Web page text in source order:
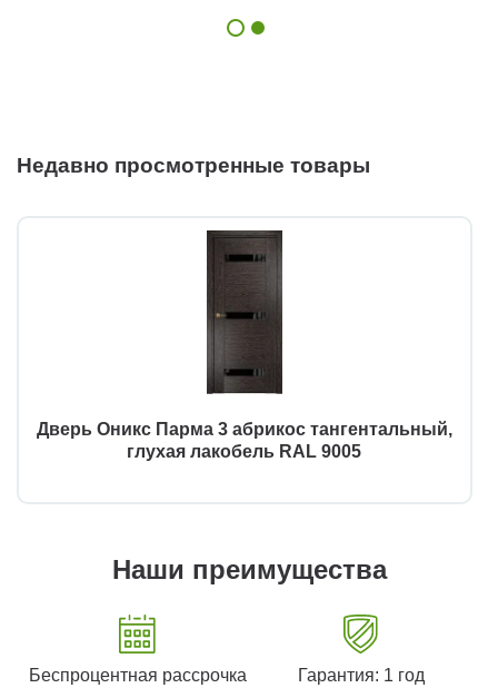
Недавно просмотренные товары
Дверь Оникс Парма 3 абрикос тангентальный,
глухая лакобель RAL 9005
Наши преимущества
Беспроцентная рассрочка
Гарантия: 1 год